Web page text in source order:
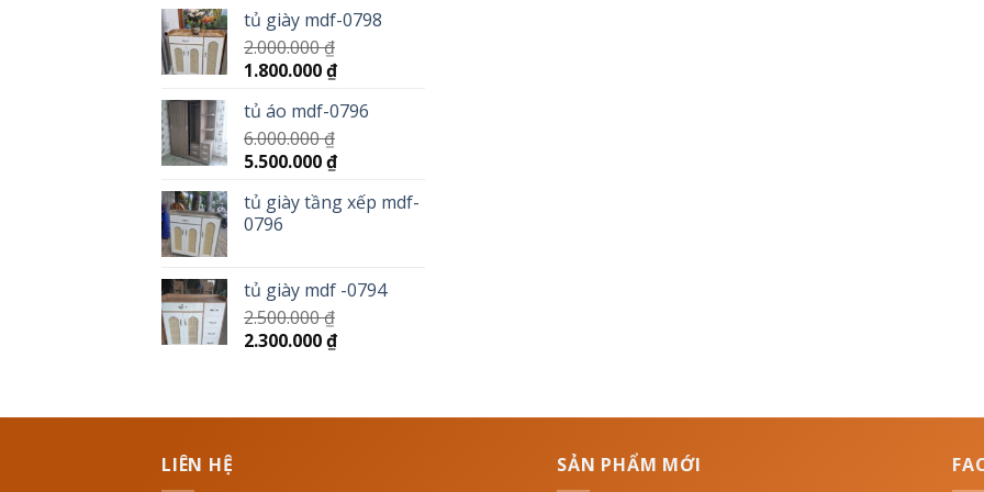
tủ giày mdf-0798
2.000.000₫
1.800.000₫
tủ áo mdf-0796
6.000.000₫
5.500.000₫
tủ giày tầng xếp mdf-
0796
tủ giày mdf -0794
2.500.000₫
2.300.000₫
LIÊN HỆ SẢN PHẨM MỚI